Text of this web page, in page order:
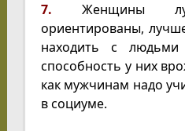
7.
Женщины
ориентированы,
находить с
способность у них
как мужчинам надо
в социуме.